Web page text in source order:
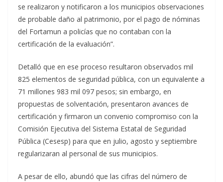
se realizaron y notificaron a los municipios observaciones
de probable daño al patrimonio, por el pago de nóminas
del Fortamun a policías que no contaban con la
certificación de la evaluación”.
Detalló que en ese proceso resultaron observados mil
825 elementos de seguridad pública, con un equivalente a
71 millones 983 mil 097 pesos; sin embargo, en
propuestas de solventación, presentaron avances de
certificación y firmaron un convenio compromiso con la
Comisión Ejecutiva del Sistema Estatal de Seguridad
Pública (Cesesp) para que en julio, agosto y septiembre
regularizaran al personal de sus municipios.
A pesar de ello, abundó que las cifras del número de